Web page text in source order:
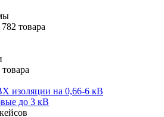
782 товара
товара
изоляции на 0,66-6 кВ
до 3 кВ